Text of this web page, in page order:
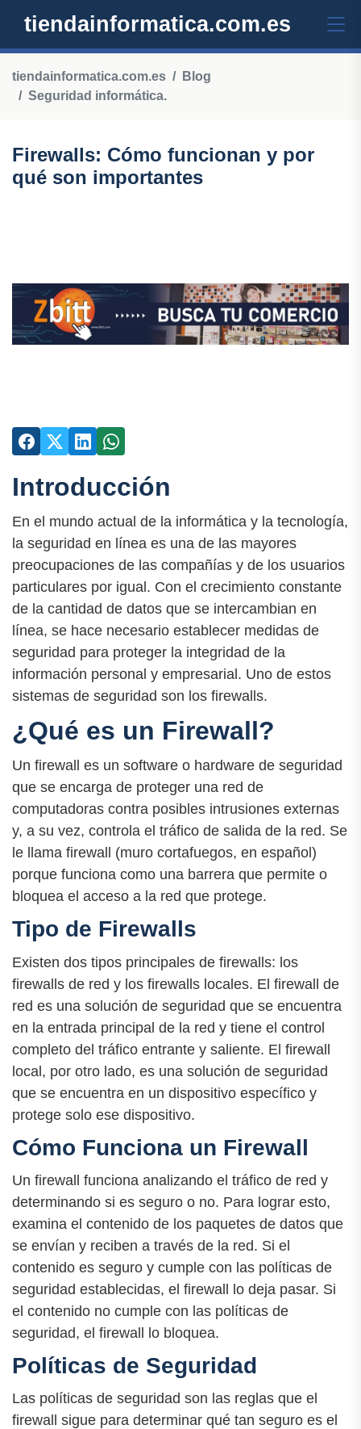
tiendainformatica.com.es
tiendainformatica.com.es
Blog
Seguridad informática.
Firewalls: Cómo funcionan y por
qué son importantes
Introducción
En el mundo actual de la informática y la tecnología,
la seguridad en línea es una de las mayores
preocupaciones de las compañías y de los usuarios
particulares por igual. Con el crecimiento constante
de la cantidad de datos que se intercambian en
línea, se hace necesario establecer medidas de
seguridad para proteger la integridad de la
información personal y empresarial. Uno de estos
sistemas de seguridad son los firewalls.
¿Qué es un Firewall?
Un firewall es un software o hardware de seguridad
que se encarga de proteger una red de
computadoras contra posibles intrusiones externas
y, a su vez, controla el tráfico de salida de la red. Se
le llama firewall (muro cortafuegos, en español)
porque funciona como una barrera que permite o
bloquea el acceso a la red que protege.
Tipo de Firewalls
Existen dos tipos principales de firewalls: los
firewalls de red y los firewalls locales. El firewall de
red es una solución de seguridad que se encuentra
en la entrada principal de la red y tiene el control
completo del tráfico entrante y saliente. El firewall
local, por otro lado, es una solución de seguridad
que se encuentra en un dispositivo específico y
protege solo ese dispositivo.
Cómo Funciona un Firewall
Un firewall funciona analizando el tráfico de red y
determinando si es seguro o no. Para lograr esto,
examina el contenido de los paquetes de datos que
se envían y reciben a través de la red. Si el
contenido es seguro y cumple con las políticas de
seguridad establecidas, el firewall lo deja pasar. Si
el contenido no cumple con las políticas de
seguridad, el firewall lo bloquea.
Políticas de Seguridad
Las políticas de seguridad son las reglas que el
firewall sigue para determinar qué tan seguro es el